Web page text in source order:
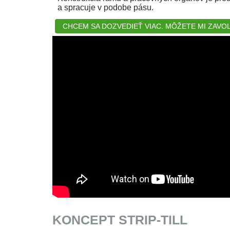
a spracuje v podobe pásu.
CHCEM SA DOZVEDIEŤ VIAC. MÔŽETE MI
KONCEPT STRIP-TILL